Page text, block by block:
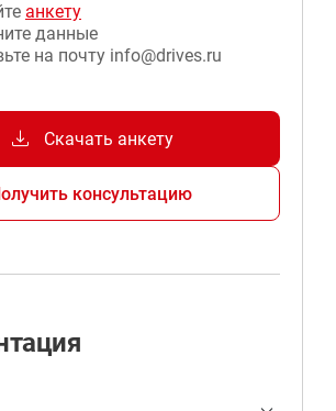
анкету
данные
на почту info@drives.ru
download Скачать анкету
консультацию